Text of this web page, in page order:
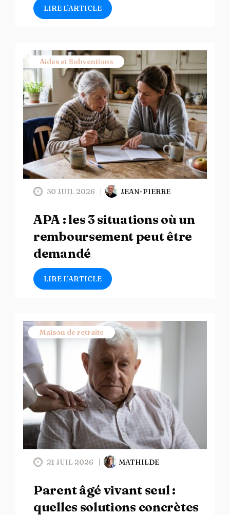
LIRE L’ARTICLE
Aides et Subventions
30 JUIL 2026 JEAN-PIERRE
APA : les 3 situations où un
remboursement peut être
demandé
LIRE L’ARTICLE
Maison de retraite
21 JUIL 2026 MATHILDE
Parent âgé vivant seul :
quelles solutions concrètes